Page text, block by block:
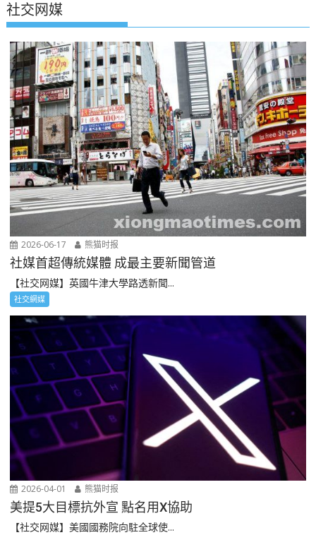
社交网媒
2026-06-17 熊猫时报
社媒首超傳統媒體 成最主要新聞管道
【社交网媒】英國牛津大學路透新聞...
社交網媒
2026-04-01 熊猫时报
美提5大目標抗外宣 點名用X協助
【社交网媒】美國國務院向駐全球使...